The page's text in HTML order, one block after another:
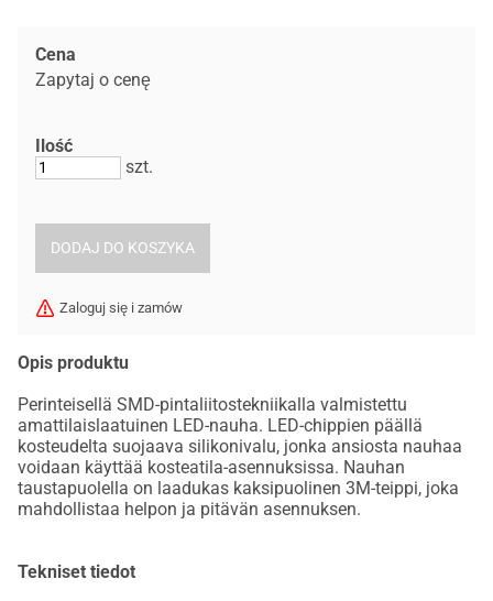
Cena
Zapytaj o cenę
Ilość
szt.
Zaloguj się i zamów
Opis produktu
Perinteisellä SMD-pintaliitostekniikalla valmistettu
amattilaislaatuinen LED-nauha. LED-chippien päällä
kosteudelta suojaava silikonivalu, jonka ansiosta nauhaa
voidaan käyttää kosteatila-asennuksissa. Nauhan
taustapuolella on laadukas kaksipuolinen 3M-teippi, joka
mahdollistaa helpon ja pitävän asennuksen.
Tekniset tiedot